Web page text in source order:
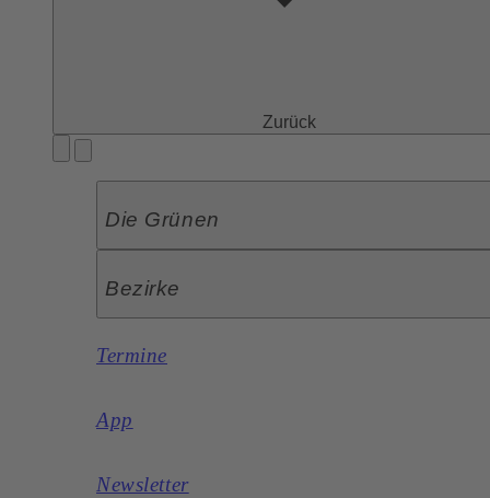
Zurück
Die Grünen
Bezirke
Termine
App
Newsletter